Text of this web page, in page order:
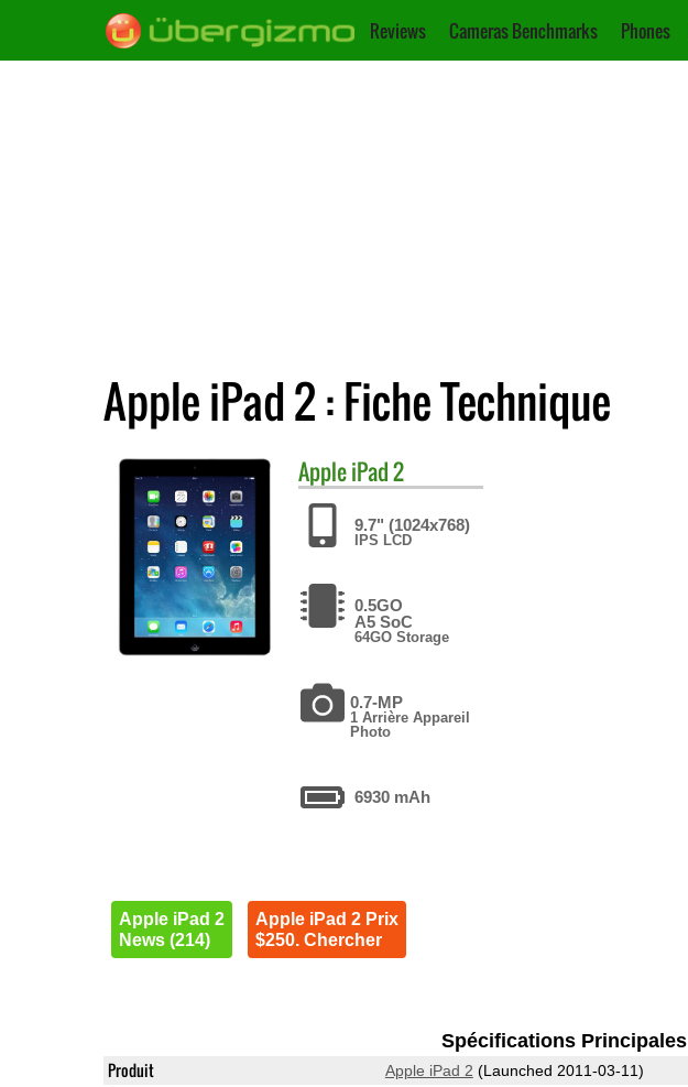
Reviews Cameras Benchmarks Phones
Apple iPad 2 : Fiche Technique
AppleiPad 2
9.7" (1024x768)
IPS LCD
0.5GO
A5 SoC
64GO Storage
0.7-MP
1 Arrière Appareil
Photo
6930 mAh
Apple iPad 2
News (214)
Apple iPad 2 Prix
$250. Chercher
Spécifications Principales
Produit Apple iPad 2 (Launched 2011-03-11)